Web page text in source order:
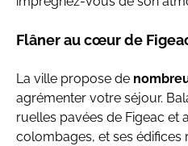
Flâner au cœur de
La ville propose de
agrémenter votre séjour.
ruelles pavées de Figeac et
colombages, et ses édifices